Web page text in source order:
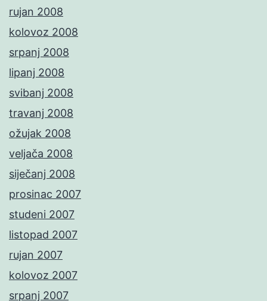
rujan 2008
kolovoz 2008
srpanj 2008
lipanj 2008
svibanj 2008
travanj 2008
ožujak 2008
veljača 2008
siječanj 2008
prosinac 2007
studeni 2007
listopad 2007
rujan 2007
kolovoz 2007
srpanj 2007